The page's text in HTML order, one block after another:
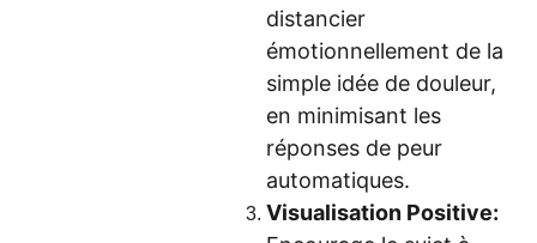
distancier
émotionnellement de la
simple idée de douleur,
en minimisant les
réponses de peur
automatiques.
Visualisation Positive: